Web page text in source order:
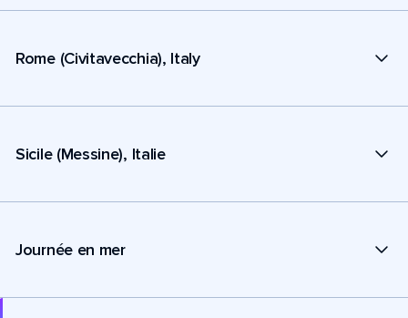
Rome (Civitavecchia), Italy
Sicile (Messine), Italie
Journée en mer